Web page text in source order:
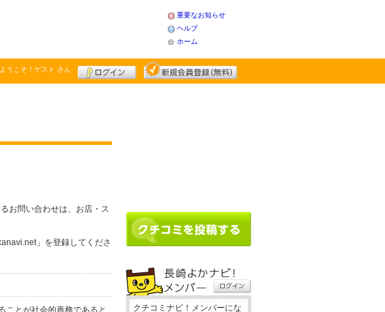
重要なお知らせ
ヘルプ
ホーム
ようこそ！ ゲスト さん
お問い合わせは、お店・ス
」を登録してくださ
ことが社会的責務であると クチコミナビ！メンバーにな